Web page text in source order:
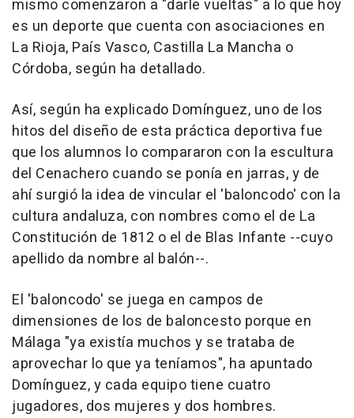
mismo comenzaron a "darle vueltas" a lo que hoy
es un deporte que cuenta con asociaciones en
La Rioja, País Vasco, Castilla La Mancha o
Córdoba, según ha detallado.
Así, según ha explicado Domínguez, uno de los
hitos del diseño de esta práctica deportiva fue
que los alumnos lo compararon con la escultura
del Cenachero cuando se ponía en jarras, y de
ahí surgió la idea de vincular el 'baloncodo' con la
cultura andaluza, con nombres como el de La
Constitución de 1812 o el de Blas Infante --cuyo
apellido da nombre al balón--.
El 'baloncodo' se juega en campos de
dimensiones de los de baloncesto porque en
Málaga "ya existía muchos y se trataba de
aprovechar lo que ya teníamos", ha apuntado
Domínguez, y cada equipo tiene cuatro
jugadores, dos mujeres y dos hombres.